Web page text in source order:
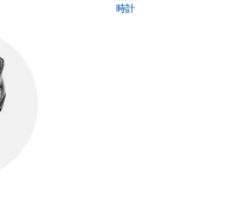
時計